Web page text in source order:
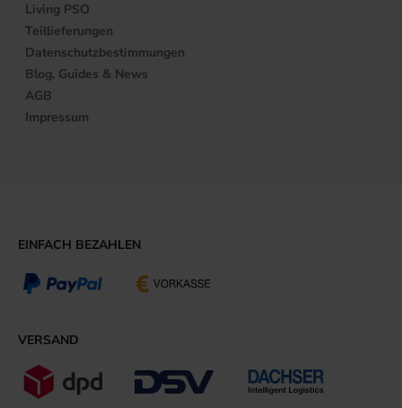
Living PSO
Teillieferungen
Datenschutzbestimmungen
Blog, Guides & News
AGB
Impressum
EINFACH BEZAHLEN
VERSAND